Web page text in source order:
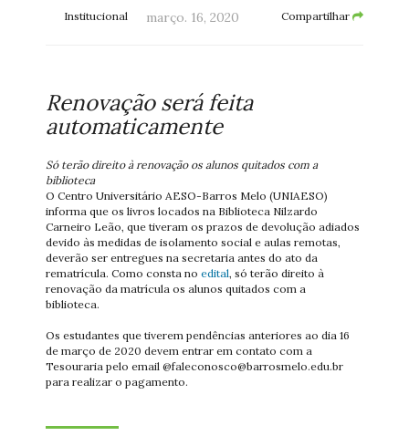
Institucional março. 16, 2020 Compartilhar
Renovação será feita
automaticamente
Só terão direito à renovação os alunos quitados com a
biblioteca
O Centro Universitário AESO-Barros Melo (UNIAESO)
informa que os livros locados na Biblioteca Nilzardo
Carneiro Leão, que tiveram os prazos de devolução adiados
devido às medidas de isolamento social e aulas remotas,
deverão ser entregues na secretaria antes do ato da
rematrícula. Como consta no edital, só terão direito à
renovação da matrícula os alunos quitados com a
biblioteca.
Os estudantes que tiverem pendências anteriores ao dia 16
de março de 2020 devem entrar em contato com a
Tesouraria pelo email @faleconosco@barrosmelo.edu.br
para realizar o pagamento.